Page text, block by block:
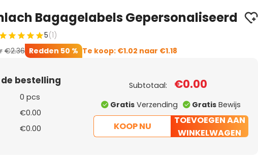
Bagagelabels Gepersonaliseerd
5(1)
€2.36 Redden 50 % Te koop: €1.02 naar €1.18
bestelling
0 pcs
€0.00
€0.00
Subtotaal: €0.00
GratisVerzending GratisBewijs
KOOP NU
TOEVOEGEN AAN
WINKELWAGEN